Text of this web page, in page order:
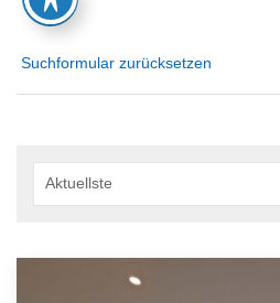
Suchformular zurücksetzen